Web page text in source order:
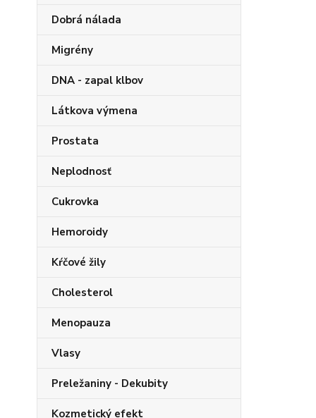
Dobrá nálada
Migrény
DNA - zapal klbov
Látkova výmena
Prostata
Neplodnosť
Cukrovka
Hemoroidy
Kŕčové žily
Cholesterol
Menopauza
Vlasy
Preležaniny - Dekubity
Kozmetický efekt